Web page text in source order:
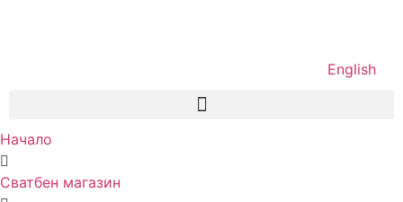
English
Начало
Сватбен магазин